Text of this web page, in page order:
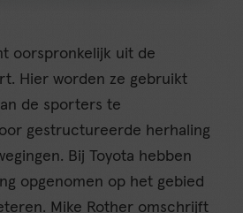
oorspronkelijk uit de
Hier worden ze gebruikt
de sporters te
gestructureerde herhaling
Bij Toyota hebben
opgenomen op het gebied
Mike Rother omschrijft